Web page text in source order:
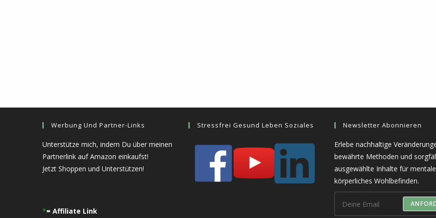
Werbung Und Partner-Links
Unterstütze mich, indem Du über meinen
Partnerlink auf Amazon einkaufst!
Jetzt Shoppen und Unterstützen!
*= Affiliate Link
Stressfrei Gesund Leben Soziales Newsletter Abonnieren
Erlebe nachhaltige
bewährte Methoden und
ausgewählte Inhalte für
körperliches Wohlbefinden.